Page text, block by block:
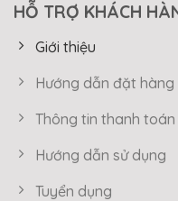
HỖ TRỢ KHÁCH
Giới thiệu
Hướng dẫn đặt hàng
Thông tin thanh toán
Hướng dẫn sử dụng
Tuyển dụng